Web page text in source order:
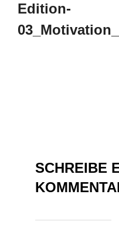
Edition-
SCHREIBE